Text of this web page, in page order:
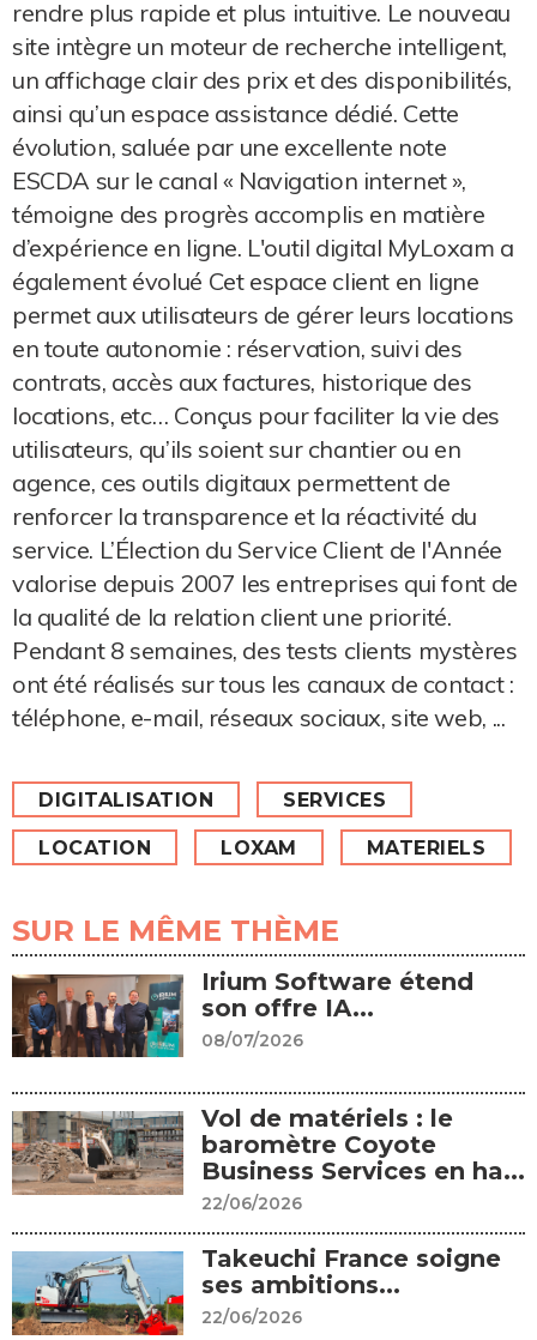
rendre plus rapide et plus intuitive. Le nouveau
site intègre un moteur de recherche intelligent,
un affichage clair des prix et des disponibilités,
ainsi qu’un espace assistance dédié. Cette
évolution, saluée par une excellente note
ESCDA sur le canal « Navigation internet »,
témoigne des progrès accomplis en matière
d’expérience en ligne. L'outil digital MyLoxam a
également évolué Cet espace client en ligne
permet aux utilisateurs de gérer leurs locations
en toute autonomie : réservation, suivi des
contrats, accès aux factures, historique des
locations, etc… Conçus pour faciliter la vie des
utilisateurs, qu’ils soient sur chantier ou en
agence, ces outils digitaux permettent de
renforcer la transparence et la réactivité du
service. L’Élection du Service Client de l'Année
valorise depuis 2007 les entreprises qui font de
la qualité de la relation client une priorité.
Pendant 8 semaines, des tests clients mystères
ont été réalisés sur tous les canaux de contact :
téléphone, e-mail, réseaux sociaux, site web, ...
DIGITALISATION SERVICES
LOCATION LOXAM MATERIELS
SUR LE MÊME THÈME
Irium Software étend
son offre IA...
08/07/2026
Vol de matériels : le
baromètre Coyote
Business Services en ha...
22/06/2026
Takeuchi France soigne
ses ambitions...
22/06/2026